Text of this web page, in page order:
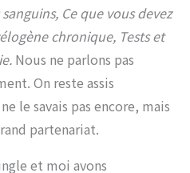
Ce que vous devez
chronique, Tests et
Nous ne parlons pas
On reste assis
le savais pas encore, mais
partenariat.
et moi avons